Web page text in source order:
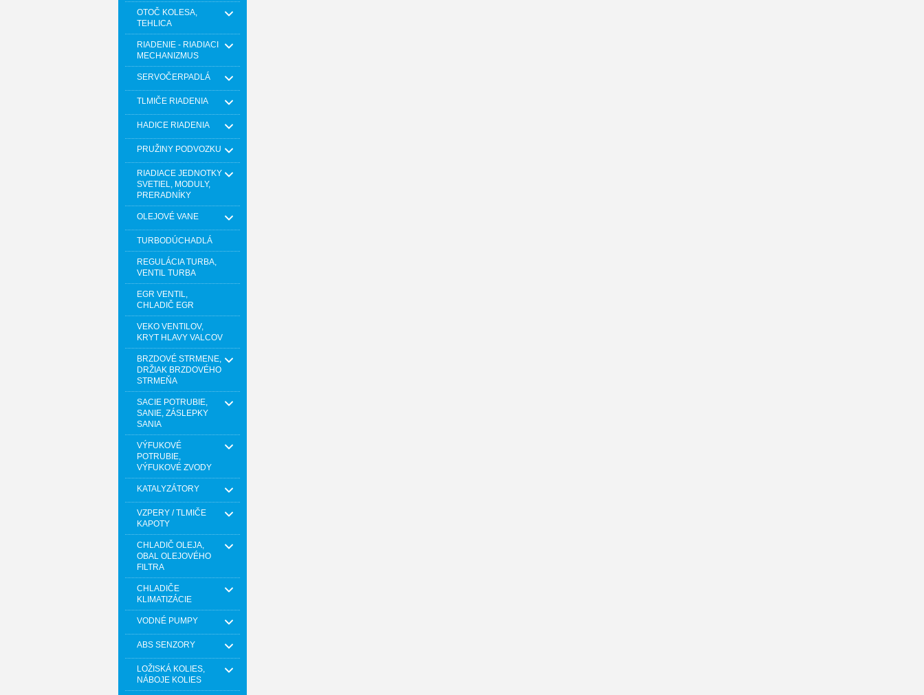
OTOČ KOLESA,
TEHLICA
RIADENIE - RIADIACI
MECHANIZMUS
SERVOČERPADLÁ
TLMIČE RIADENIA
HADICE RIADENIA
PRUŽINY PODVOZKU
RIADIACE JEDNOTKY
SVETIEL, MODULY,
PRERADNÍKY
OLEJOVÉ VANE
TURBODÚCHADLÁ
REGULÁCIA TURBA,
VENTIL TURBA
EGR VENTIL,
CHLADIČ EGR
VEKO VENTILOV,
KRYT HLAVY VALCOV
BRZDOVÉ STRMENE,
DRŽIAK BRZDOVÉHO
STRMEŇA
SACIE POTRUBIE,
SANIE, ZÁSLEPKY
SANIA
VÝFUKOVÉ
POTRUBIE,
VÝFUKOVÉ ZVODY
KATALYZÁTORY
VZPERY / TLMIČE
KAPOTY
CHLADIČ OLEJA,
OBAL OLEJOVÉHO
FILTRA
CHLADIČE
KLIMATIZÁCIE
VODNÉ PUMPY
ABS SENZORY
LOŽISKÁ KOLIES,
NÁBOJE KOLIES